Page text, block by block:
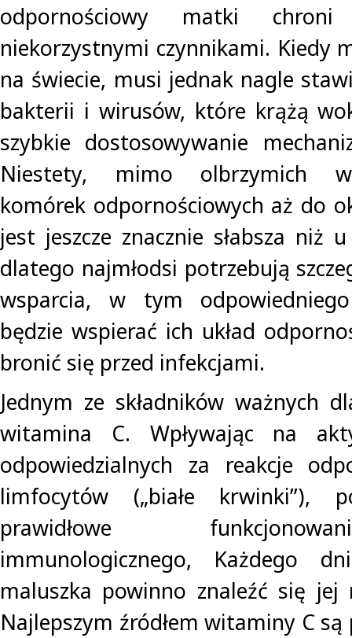
odpornościowy matki
niekorzystnymi czynnikami. Kiedy
na świecie, musi jednak nagle
bakterii i wirusów, które krążą
szybkie dostosowywanie
Niestety, mimo olbrzymich
komórek odpornościowych aż do
jest jeszcze znacznie słabsza niż
dlatego najmłodsi potrzebują
wsparcia, w tym
będzie wspierać ich układ
bronić się przed infekcjami.
Jednym ze składników ważnych
witamina C. Wpływając na
odpowiedzialnych za reakcje
limfocytów („białe krwinki”),
prawidłowe
immunologicznego, Każdego
maluszka powinno znaleźć się
Najlepszym źródłem witaminy C